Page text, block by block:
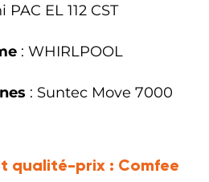
EL 112 CST
: WHIRLPOOL
: Suntec Move 7000
qualité-prix : Comfee